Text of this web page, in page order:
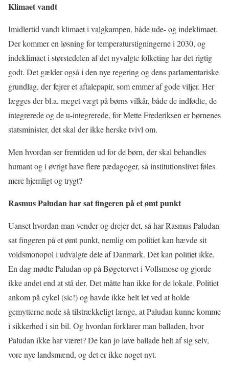
Klimaet vandt
Imidlertid vandt klimaet i valgkampen, både ude- og indeklimaet.
Der kommer en løsning for temperaturstigningerne i 2030, og
indeklimaet i størstedelen af det nyvalgte folketing har det rigtig
godt. Det gælder også i den nye regering og dens parlamentariske
grundlag, der fejrer et aftalepapir, som emmer af gode viljer. Her
lægges der bl.a. meget vægt på børns vilkår, både de indfødte, de
integrerede og de u-integrerede, for Mette Frederiksen er børnenes
statsminister, det skal der ikke herske tvivl om.
Men hvordan ser fremtiden ud for de børn, der skal behandles
humant og i øvrigt have flere pædagoger, så institutionslivet føles
mere hjemligt og trygt?
Rasmus Paludan har sat fingeren på et ømt punkt
Uanset hvordan man vender og drejer det, så har Rasmus Paludan
sat fingeren på et ømt punkt, nemlig om politiet kan hævde sit
voldsmonopol i udvalgte dele af Danmark. Det kan politiet ikke.
En dag mødte Paludan op på Bøgetorvet i Vollsmose og gjorde
ikke andet end at stå der. Det måtte han ikke for de lokale. Politiet
ankom på cykel (sic!) og havde ikke helt let ved at holde
gemytterne nede så tilstrækkeligt længe, at Paludan kunne komme
i sikkerhed i sin bil. Og hvordan forklarer man balladen, hvor
Paludan ikke har været? De kan jo lave ballade helt af sig selv,
vore nye landsmænd, og det er ikke noget nyt.